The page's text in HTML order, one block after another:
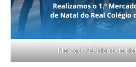
Mercado Solidário de